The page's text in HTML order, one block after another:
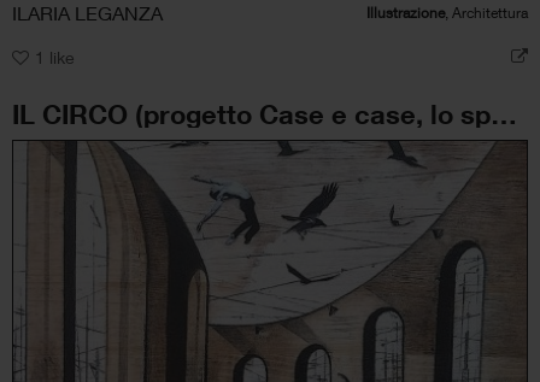
ILARIA LEGANZA Illustrazione, Architettura
1 like
IL CIRCO (progetto Case e case, lo spazio dell’uomo)